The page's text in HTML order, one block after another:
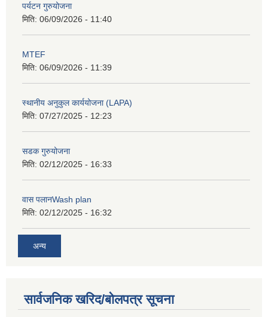
पर्यटन गुरुयोजना
मिति: 06/09/2026 - 11:40
MTEF
मिति: 06/09/2026 - 11:39
स्थानीय अनुकुल कार्ययोजना (LAPA)
मिति: 07/27/2025 - 12:23
सडक गुरुयोजना
मिति: 02/12/2025 - 16:33
वास पलानWash plan
मिति: 02/12/2025 - 16:32
अन्य
सार्वजनिक खरिद/बोलपत्र सूचना